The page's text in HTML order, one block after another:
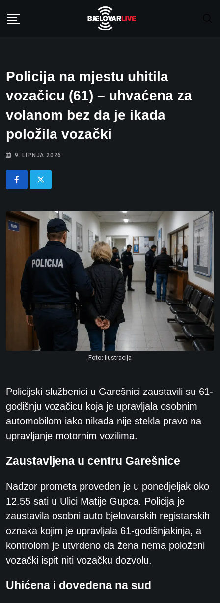
Policija na mjestu uhitila
vozačicu (61) – uhvaćena za
volanom bez da je ikada
položila vozački
9. LIPNJA 2026.
Foto: Ilustracija
Policijski službenici u Garešnici zaustavili su 61-
godišnju vozačicu koja je upravljala osobnim
automobilom iako nikada nije stekla pravo na
upravljanje motornim vozilima.
Zaustavljena u centru Garešnice
Nadzor prometa proveden je u ponedjeljak oko
12.55 sati u Ulici Matije Gupca. Policija je
zaustavila osobni auto bjelovarskih registarskih
oznaka kojim je upravljala 61-godišnjakinja, a
kontrolom je utvrđeno da žena nema položeni
vozački ispit niti vozačku dozvolu.
Uhićena i dovedena na sud